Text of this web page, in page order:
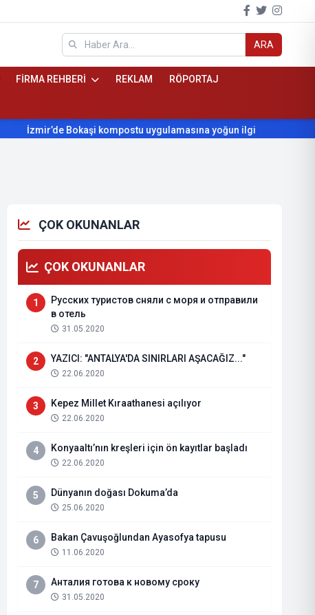
ARA
FİRMA REHBERİ REKLAM RÖPORTAJ
İzmir’de Bokaşi kompostu uygulamasına yoğun ilgi
Emeklilerin zam farkı ödeme
ÇOK OKUNANLAR
ÇOK OKUNANLAR
1
Русских туристов сняли с моря и отправили
в отель
31.05.2020
2 YAZICI: "ANTALYA'DA SINIRLARI AŞACAĞIZ..."
22.06.2020
3 Kepez Millet Kıraathanesi açılıyor
22.06.2020
4 Konyaaltı’nın kreşleri için ön kayıtlar başladı
22.06.2020
5 Dünyanın doğası Dokuma’da
25.06.2020
6 Bakan Çavuşoğlundan Ayasofya tapusu
11.06.2020
7 Анталия готова к новому сроку
31.05.2020